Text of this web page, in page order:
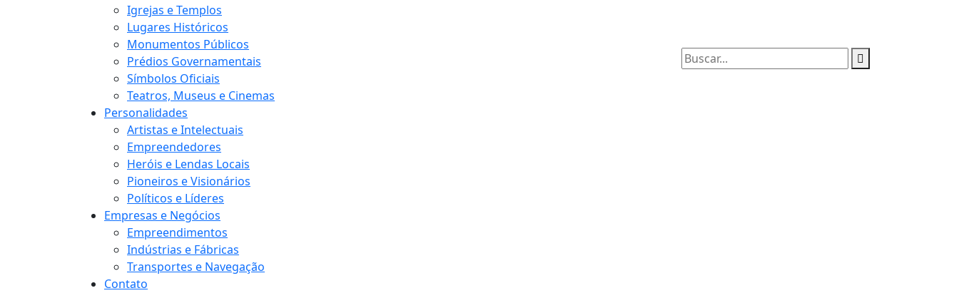
Igrejas e Templos
Lugares Históricos
Monumentos Públicos
Prédios Governamentais
Símbolos Oficiais
Teatros, Museus e Cinemas
Personalidades
Artistas e Intelectuais
Empreendedores
Heróis e Lendas Locais
Pioneiros e Visionários
Políticos e Líderes
Empresas e Negócios
Empreendimentos
Indústrias e Fábricas
Transportes e Navegação
Contato